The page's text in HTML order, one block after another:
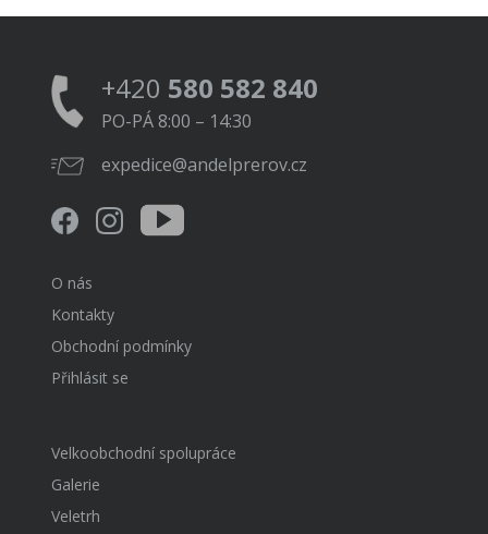
+420 580 582 840
PO-PÁ 8:00 – 14:30
expedice@andelprerov.cz
O nás
Kontakty
Obchodní podmínky
Přihlásit se
Velkoobchodní spolupráce
Galerie
Veletrh